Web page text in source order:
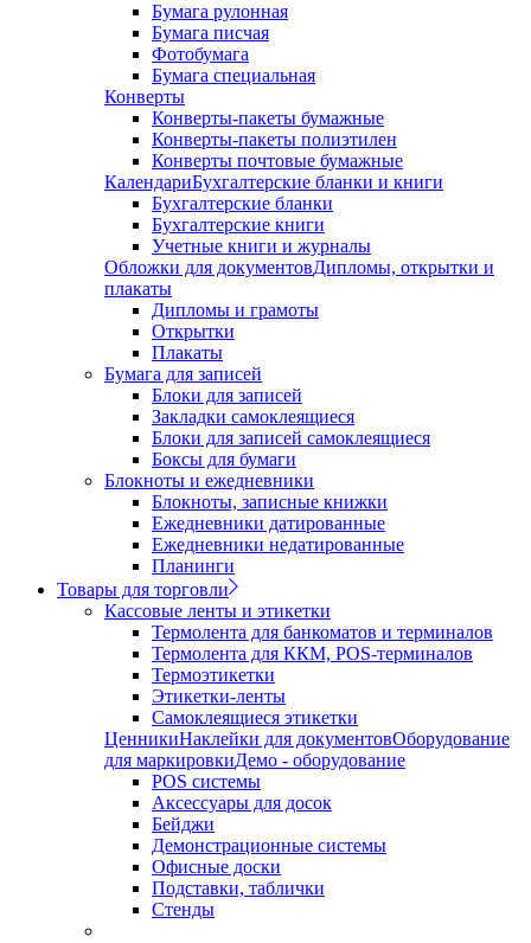
Бумага рулонная
Бумага писчая
Фотобумага
Бумага специальная
Конверты
Конверты-пакеты бумажные
Конверты-пакеты полиэтилен
Конверты почтовые бумажные
КалендариБухгалтерские бланки и книги
Бухгалтерские бланки
Бухгалтерские книги
Учетные книги и журналы
Обложки для документовДипломы, открытки и
плакаты
Дипломы и грамоты
Открытки
Плакаты
Бумага для записей
Блоки для записей
Закладки самоклеящиеся
Блоки для записей самоклеящиеся
Боксы для бумаги
Блокноты и ежедневники
Блокноты, записные книжки
Ежедневники датированные
Ежедневники недатированные
Планинги
Товары для торговли
Кассовые ленты и этикетки
Термолента для банкоматов и терминалов
Термолента для ККМ, POS-терминалов
Термоэтикетки
Этикетки-ленты
Самоклеящиеся этикетки
ЦенникиНаклейки для документовОборудование
для маркировкиДемо - оборудование
POS системы
Аксессуары для досок
Бейджи
Демонстрационные системы
Офисные доски
Подставки, таблички
Стенды